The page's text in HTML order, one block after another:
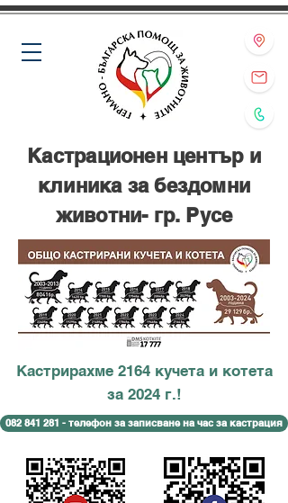
Кастрирахме 2164 кучета и котета
за 2024 г.!
082 841 281 - телефон за записване на час за кастрация
Кастрационен център и
клиника за бездомни
животни- гр. Русе